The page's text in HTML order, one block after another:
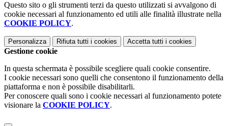
Questo sito o gli strumenti terzi da questo utilizzati si avvalgono di
cookie necessari al funzionamento ed utili alle finalità illustrate nella
COOKIE POLICY.
Personalizza Rifiuta tutti i cookies Accetta tutti i cookies
Gestione cookie
In questa schermata è possibile scegliere quali cookie consentire.
I cookie necessari sono quelli che consentono il funzionamento della
piattaforma e non è possibile disabilitarli.
Per conoscere quali sono i cookie necessari al funzionamento potete
visionare la COOKIE POLICY.